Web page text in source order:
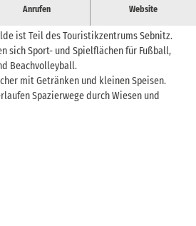
Anrufen Website
Spielplatz und Imbiss im Sebnitzer
ist Teil des Touristikzentrums Sebnitz.
sich Sport- und Spielflächen für Fußball,
Beachvolleyball.
mit Getränken und kleinen Speisen.
Spazierwege durch Wiesen und